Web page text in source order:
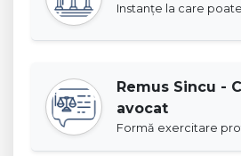
Instanţe la care
Remus Sincu -
avocat
Formă exercitare